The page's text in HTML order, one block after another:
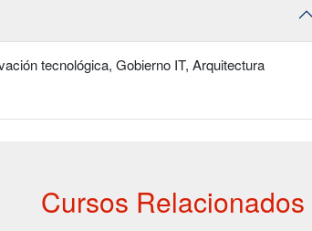
tecnológica, Gobierno IT, Arquitectura
Cursos Relacionados